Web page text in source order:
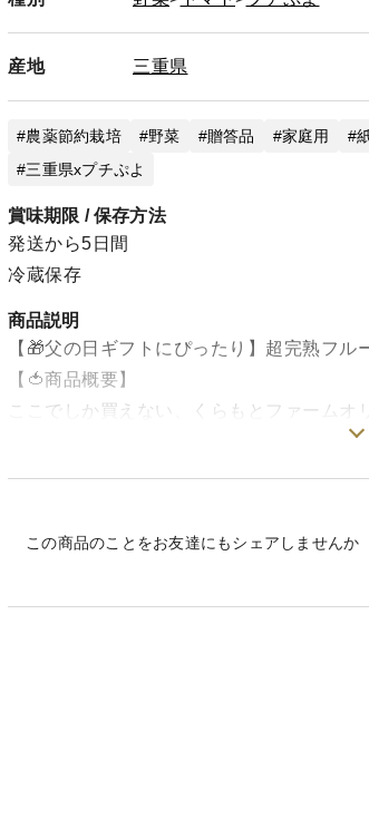
産地 三重県
農薬節約栽培 野菜 贈答品 家庭用
三重県xプチぷよ
賞味期限 / 保存方法
発送から5日間
冷蔵保存
商品説明
【🎁父の日ギフトにぴったり】超完熟フ
【🍅商品概要】
ここでしか買えない、くらもとファームオ
さくらんぼのように可愛らしく、贈り物
りませんか？
この商品のことをお友達にもシェアしませんか